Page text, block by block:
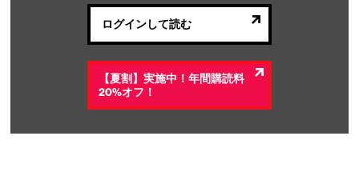
ログインして読む
【夏割】実施中！年間購読料
20%オフ！